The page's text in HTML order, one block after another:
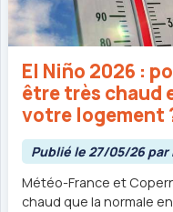
El Niño 2026 :
être très chaud
votre logement
Publié le 27/05/26
Météo-France et
chaud que la normale